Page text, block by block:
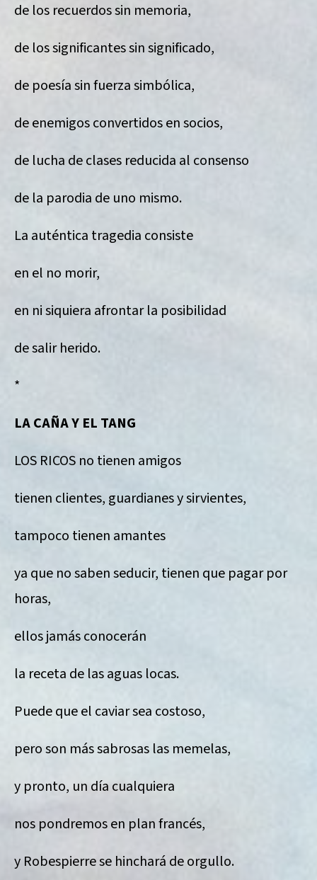
de los recuerdos sin memoria,
de los significantes sin significado,
de poesía sin fuerza simbólica,
de enemigos convertidos en socios,
de lucha de clases reducida al consenso
de la parodia de uno mismo.
La auténtica tragedia consiste
en el no morir,
en ni siquiera afrontar la posibilidad
de salir herido.
*
LA CAÑA Y EL TANG
LOS RICOS no tienen amigos
tienen clientes, guardianes y sirvientes,
tampoco tienen amantes
ya que no saben seducir, tienen que pagar por
horas,
ellos jamás conocerán
la receta de las aguas locas.
Puede que el caviar sea costoso,
pero son más sabrosas las memelas,
y pronto, un día cualquiera
nos pondremos en plan francés,
y Robespierre se hinchará de orgullo.